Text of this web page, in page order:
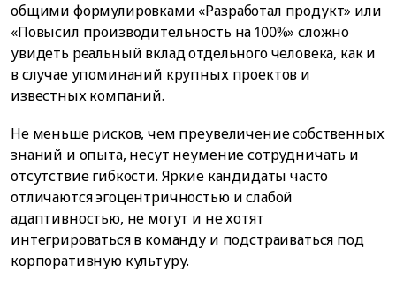
общими формулировками «Разработал продукт» или
«Повысил производительность на 100%» сложно
увидеть реальный вклад отдельного человека, как и
в случае упоминаний крупных проектов и
известных компаний.
Не меньше рисков, чем преувеличение собственных
знаний и опыта, несут неумение сотрудничать и
отсутствие гибкости. Яркие кандидаты часто
отличаются эгоцентричностью и слабой
адаптивностью, не могут и не хотят
интегрироваться в команду и подстраиваться под
корпоративную культуру.